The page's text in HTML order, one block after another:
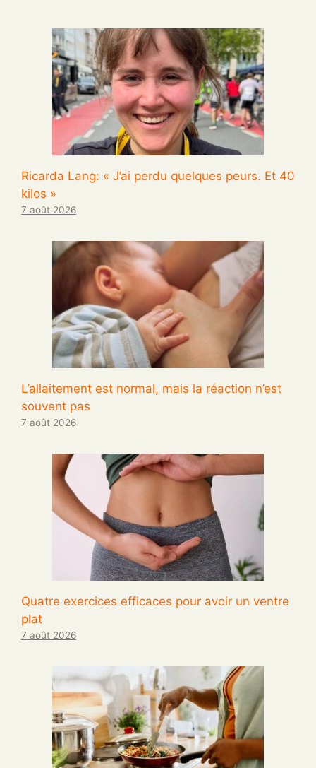
Ricarda Lang: « J’ai perdu quelques peurs. Et 40
kilos »
7 août 2026
L’allaitement est normal, mais la réaction n’est
souvent pas
7 août 2026
Quatre exercices efficaces pour avoir un ventre
plat
7 août 2026